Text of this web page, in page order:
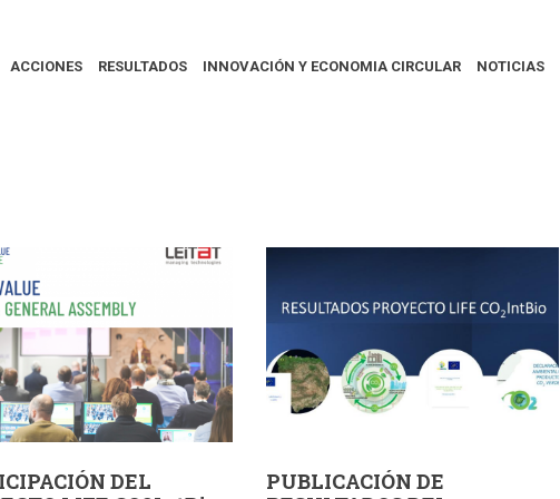
ACCIONES RESULTADOS INNOVACIÓN Y ECONOMIA CIRCULAR NOTICIAS
DEL
PUBLICACIÓN DE